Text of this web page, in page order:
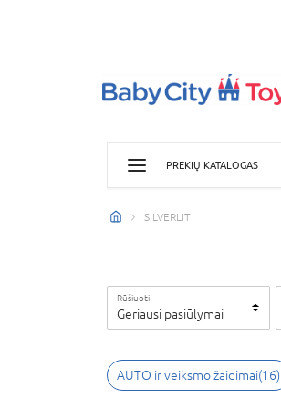
PREKIŲ KATALOGAS
SILVERLIT
Rūšiuoti
Geriausi pasiūlymai
AUTO ir veiksmo žaidimai(16)